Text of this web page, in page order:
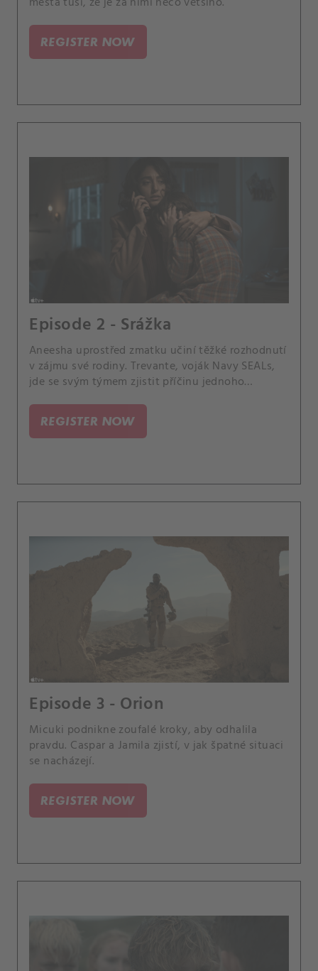
REGISTER NOW
Episode 2 - Srážka
Aneesha uprostřed zmatku učiní těžké rozhodnutí
v zájmu své rodiny. Trevante, voják Navy SEALs,
jde se svým týmem zjistit příčinu jednoho
REGISTER NOW
Episode 3 - Orion
Micuki podnikne zoufalé kroky, aby odhalila
pravdu. Caspar a Jamila zjistí, v jak špatné situaci
se nacházejí.
REGISTER NOW